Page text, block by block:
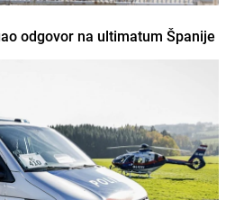
odgovor na ultimatum Španije